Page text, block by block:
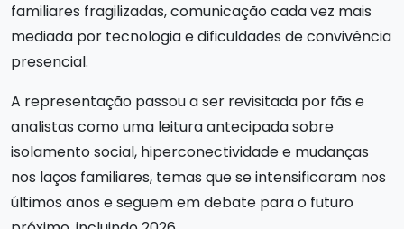
familiares fragilizadas, comunicação cada vez mais
mediada por tecnologia e dificuldades de convivência
presencial.
A representação passou a ser revisitada por fãs e
analistas como uma leitura antecipada sobre
isolamento social, hiperconectividade e mudanças
nos laços familiares, temas que se intensificaram nos
últimos anos e seguem em debate para o futuro